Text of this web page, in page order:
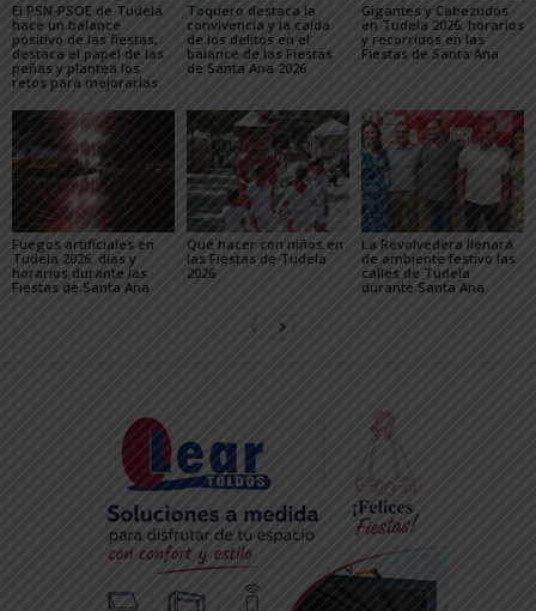
El PSN-PSOE de Tudela
hace un balance
positivo de las fiestas,
destaca el papel de las
peñas y plantea los
retos para mejorarlas
Toquero destaca la
convivencia y la caída
de los delitos en el
balance de las Fiestas
de Santa Ana 2026
Gigantes y Cabezudos
en Tudela 2026: horarios
y recorridos en las
Fiestas de Santa Ana
Fuegos artificiales en
Tudela 2026: días y
horarios durante las
Fiestas de Santa Ana
Qué hacer con niños en
las Fiestas de Tudela
2026
La Revolvedera llenará
de ambiente festivo las
calles de Tudela
durante Santa Ana